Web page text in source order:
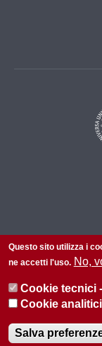
Privacy
Questo sito utilizza i
ne accetti l'uso. No,
Cookie tecnici
Cookie
Salva